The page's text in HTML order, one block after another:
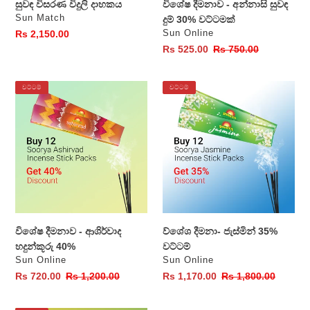
සුවඳ විසරණ විදුලි දාහකය
වෙළෙන්දා
Sun Match
සාමාන්‍ය
Rs 2,150.00
විශේෂ දීමනාව - අන්නාසි සුවඳ
දුම් 30% වට්ටමක්
වෙළෙන්දා
Sun Online
විකුණුම්
Rs 525.00 සාමාන්‍ය
Rs 750.00
විශේෂ
දීමනාව
හදුන්කූරු
40%
විශේෂ දීමනාව - ආශිර්වාද
හදුන්කූරු 40%
වෙළෙන්දා
Sun Online
විකුණුම්
Rs 720.00 සාමාන්‍ය
Rs 1,200.00
වට්ටම්
ව්ශේශ
දීමනා-
ජැස්මින්
වට්ටම්
ව්ශේශ දීමනා- ජැස්මින් 35%
වට්ටම්
වෙළෙන්දා
Sun Online
විකුණුම්
Rs 1,170.00 සාමාන්‍ය
Rs 1,800.00
වට්ටම්